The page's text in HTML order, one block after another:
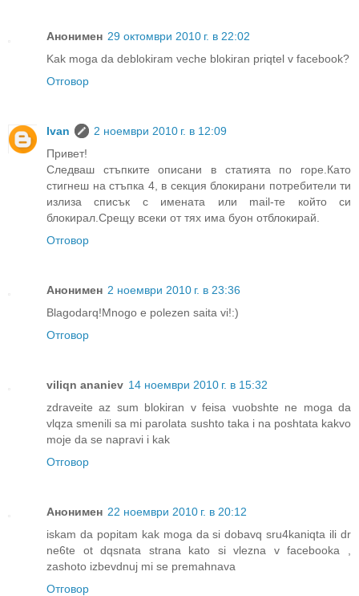
Анонимен 29 октомври 2010 г. в 22:02
Kak moga da deblokiram veche blokiran priqtel v facebook?
Отговор
Ivan
2 ноември 2010 г. в 12:09
Привет!
Следваш стъпките описани в статията по горе.Като
стигнеш на стъпка 4, в секция блокирани потребители ти
излиза списък с имената или mail-те който си
блокирал.Срещу всеки от тях има буон отблокирай.
Отговор
Анонимен 2 ноември 2010 г. в 23:36
Blagodarq!Mnogo e polezen saita vi!:)
Отговор
viliqn ananiev 14 ноември 2010 г. в 15:32
zdraveite az sum blokiran v feisa vuobshte ne moga da
vlqza smenili sa mi parolata sushto taka i na poshtata kakvo
moje da se napravi i kak
Отговор
Анонимен 22 ноември 2010 г. в 20:12
iskam da popitam kak moga da si dobavq sru4kaniqta ili dr
ne6te ot dqsnata strana kato si vlezna v facebooka ,
zashoto izbevdnuj mi se premahnava
Отговор